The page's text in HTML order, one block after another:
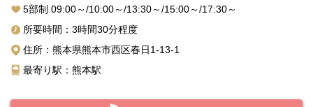
5部制 09:00～/10:00～/13:30～/15:00～/17:30～
所要時間：3時間30分程度
住所：熊本県熊本市西区春日1-13-1
最寄り駅：熊本駅